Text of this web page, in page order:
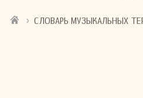
› СЛОВАРЬ МУЗЫКАЛЬНЫХ